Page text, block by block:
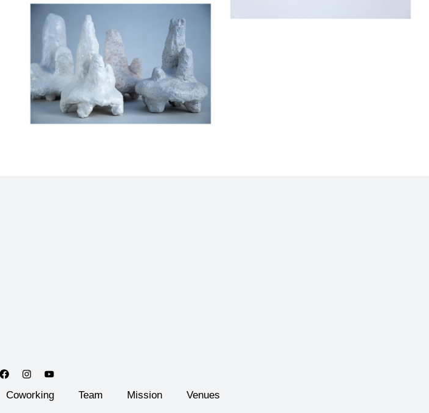
Coworking Team Mission Venues